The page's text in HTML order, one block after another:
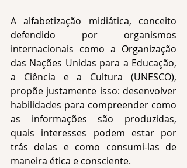
A alfabetização midiática, conceito
defendido por organismos
internacionais como a Organização
das Nações Unidas para a Educação,
a Ciência e a Cultura (UNESCO),
propõe justamente isso: desenvolver
habilidades para compreender como
as informações são produzidas,
quais interesses podem estar por
trás delas e como consumi-las de
maneira ética e consciente.